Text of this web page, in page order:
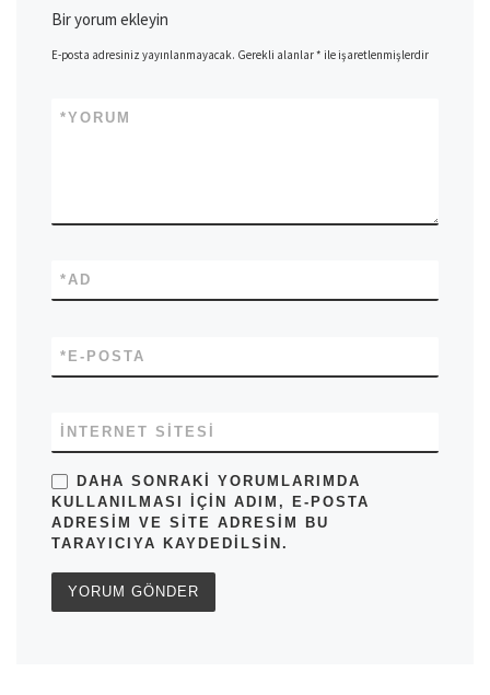
Bir yorum ekleyin
E-posta adresiniz yayınlanmayacak. Gerekli alanlar* ile işaretlenmişlerdir
YORUM
*
AD
*
E-POSTA
*
İNTERNET SITESI
DAHA SONRAKI YORUMLARIMDA
KULLANILMASI IÇIN ADIM, E-POSTA
ADRESIM VE SITE ADRESIM BU
TARAYICIYA KAYDEDILSIN.